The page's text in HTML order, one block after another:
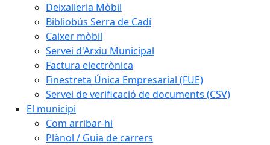
Deixalleria Mòbil
Bibliobús Serra de Cadí
Caixer mòbil
Servei d'Arxiu Municipal
Factura electrònica
Finestreta Única Empresarial (FUE)
Servei de verificació de documents (CSV)
El municipi
Com arribar-hi
Plànol / Guia de carrers